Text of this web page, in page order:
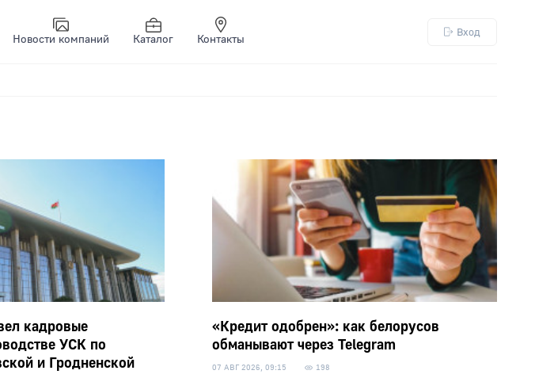
Новости компаний Каталог Контакты
Вход
кадровые
УСК по
и Гродненской
«Кредит одобрен»: как белорусов
обманывают через Telegram
07 АВГ 2026, 09:15 198